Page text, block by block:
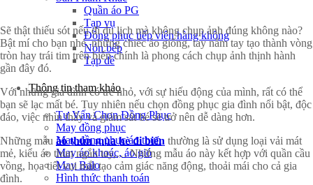
Quần áo PG
Tạp vụ
Đồng phục tiếp viên hàng không
Nón bếp
Tạp dề
Thông tin tham khảo
Tư Vấn Chọn Đồng Phục
May đồng phục
May đồng phục áo thun
May áo khoác, áo gió
May Balo
Hình thức thanh toán
Sẽ thật thiếu sót nếu đi du lịch mà không chụp ảnh đúng không nào?
Bật mí cho bạn nhé, những chiếc áo giống, tay nắm tay tạo thành vòng
tròn hay trái tim trên biển chính là phong cách chụp ảnh thịnh hành
gần đây đó.
Với những gia đình có trẻ nhỏ, với sự hiếu động của mình, rất có thể
bạn sẽ lạc mất bé. Tuy nhiên nếu chọn đồng phục gia đình nổi bật, độc
đáo, việc nhìn thấy và giám sát bé sẽ trở nên dễ dàng hơn.
Những mẫu áo thun mùa hè đi biển thường là sử dụng loại vải mát
mẻ, kiểu áo thun ngắn tay,… Những mẫu áo này kết hợp với quần cầu
vồng, họa tiết vui mắt tạo cảm giác năng động, thoải mái cho cả gia
đình.